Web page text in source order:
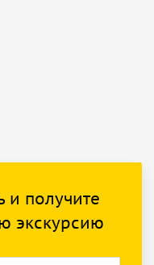
и получите
экскурсию